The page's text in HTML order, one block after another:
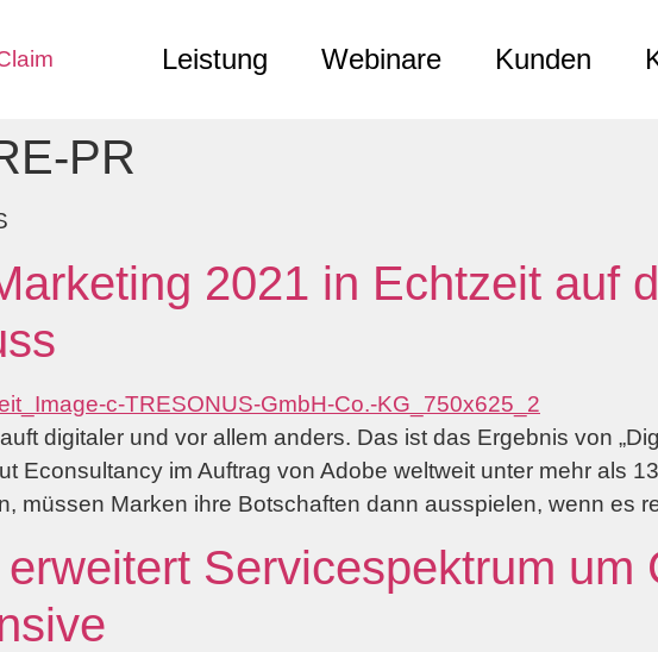
Leistung Webinare Kunden
PR
2021 in Echtzeit auf
digitaler und vor allem anders. Das ist das Ergebnis von
Econsultancy im Auftrag von Adobe weltweit unter mehr als
müssen Marken ihre Botschaften dann ausspielen, wenn es
Servicespektrum um